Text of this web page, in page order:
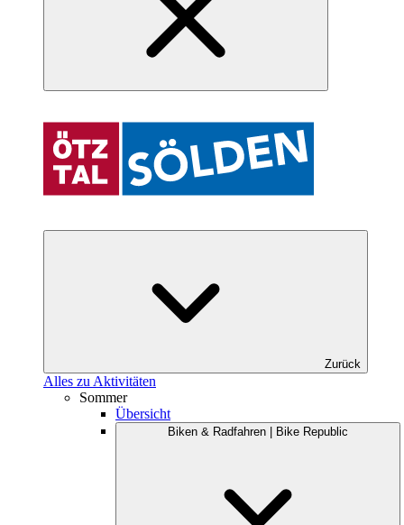
Zurück
Alles zu Aktivitäten
Sommer
Übersicht
Biken & Radfahren | Bike Republic